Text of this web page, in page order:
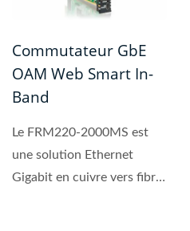
Commutateur GbE
OAM Web Smart In-
Band
Le FRM220-2000MS est
une solution Ethernet
Gigabit en cuivre vers fibre